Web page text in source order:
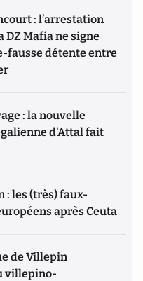
: l’arrestation
DZ Mafia ne signe
fausse détente entre
: la nouvelle
d'Attal fait
: les (très) faux-
après Ceuta
de Villepin
villepino-